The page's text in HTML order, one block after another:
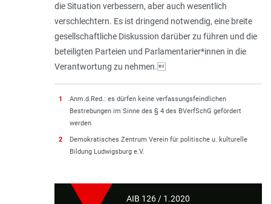
die Situation verbessern, aber auch wesentlich
verschlechtern. Es ist dringend notwendig, eine breite
gesellschaftliche Diskussion darüber zu führen und die
beteiligten Parteien und Parlamentarier*innen in die
Verantwortung zu nehmen.
1
Anm.d.Red.: es dürfen keine verfassungsfeindlichen
Bestrebungen im Sinne des § 4 des BVerfSchG gefördert
werden
2
Demokratisches Zentrum Verein für politische u. kulturelle
Bildung Ludwigsburg e.V.
AIB 126 / 1.2020